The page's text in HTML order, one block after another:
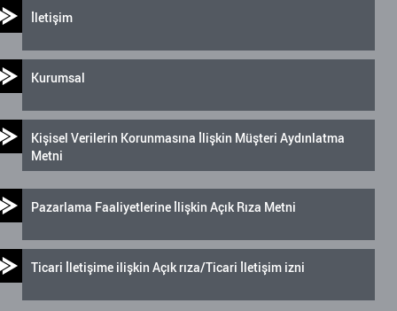
İletişim
Kurumsal
Kişisel Verilerin Korunmasına İlişkin Müşteri Aydınlatma
Metni
Pazarlama Faaliyetlerine İlişkin Açık Rıza Metni
Ticari İletişime ilişkin Açık rıza/Ticari İletişim izni